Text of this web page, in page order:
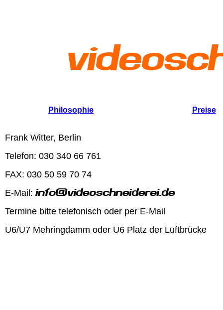
Philosophie Preise
Frank Witter, Berlin
Telefon: 030 340 66 761
FAX: 030 50 59 70 74
E-Mail:
Termine bitte telefonisch oder per E-Mail
U6/U7 Mehringdamm oder U6 Platz der Luftbrücke